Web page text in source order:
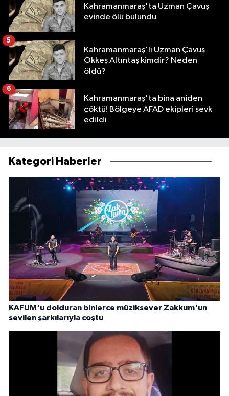
Kahramanmaraş'ta Uzman Çavuş
evinde ölü bulundu
Kahramanmaraş'lı Uzman Çavuş
Ökkeş Altıntaş kimdir? Neden
öldü?
5
Kahramanmaraş'ta bina aniden
çöktü! Bölgeye AFAD ekipleri sevk
edildi
6
Kategori Haberler
KAFUM'u dolduran binlerce müziksever Zakkum'un
sevilen şarkılarıyla coştu